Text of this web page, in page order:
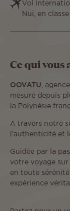
Vol
Nui, en
Ce qui vous
OOVATU ,
mesure depuis
la Polynésie
A travers notre
l’authenticité et
Guidée par la
votre voyage sur
en toute
expérience